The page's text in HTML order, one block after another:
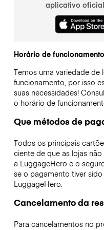
aplicativo
Horário de funcionamento
Temos uma variedade
funcionamento, por isso
suas necessidades!
o horário de
Que métodos de
Todos os principais
ciente de que as lojas
a LuggageHero e o
se o pagamento tiver
LuggageHero.
Cancelamento da
Para cancelamentos no